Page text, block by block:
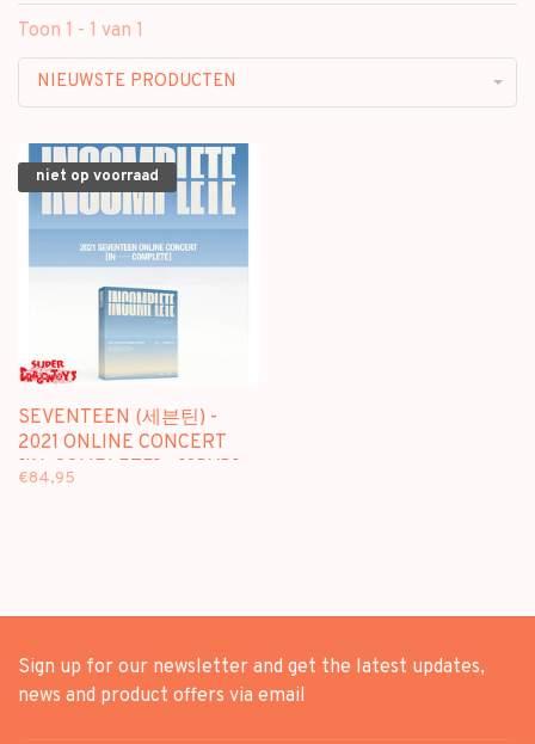
Toon 1 - 1 van 1
NIEUWSTE PRODUCTEN
niet op voorraad
SEVENTEEN (세븐틴) -
2021 ONLINE CONCERT
[IN-COMPLETE] - [3DVD]
€84,95
Sign up for our newsletter and get the latest updates,
news and product offers via email